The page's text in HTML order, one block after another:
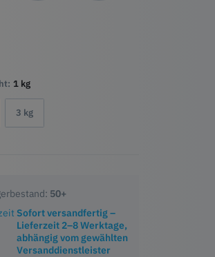
1 kg
3 kg
50+
Sofort versandfertig –
Lieferzeit 2–8 Werktage,
abhängig vom gewählten
Versanddienstleister